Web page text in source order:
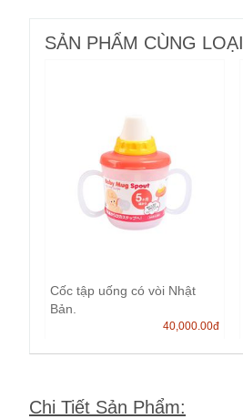
SẢN PHẨM CÙNG LOẠI
Cốc tập uống có vòi Nhật
Bản.
40,000.00đ
Chi Tiết Sản Phẩm: